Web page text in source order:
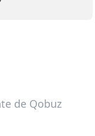
de Qobuz